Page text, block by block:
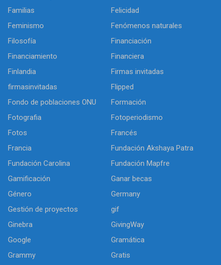
Familias
Felicidad
Feminismo
Fenómenos naturales
Filosofía
Financiación
Financiamiento
Financiera
Finlandia
Firmas invitadas
firmasinvitadas
Flipped
Fondo de poblaciones ONU
Formación
Fotografia
Fotoperiodismo
Fotos
Francés
Francia
Fundación Akshaya Patra
Fundación Carolina
Fundación Mapfre
Gamificación
Ganar becas
Género
Germany
Gestión de proyectos
gif
Ginebra
GivingWay
Google
Gramática
Grammy
Gratis